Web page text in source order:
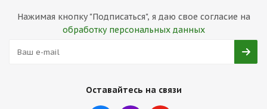
Нажимая кнопку "Подписаться", я даю свое согласие на
обработку персональных данных
Оставайтесь на связи